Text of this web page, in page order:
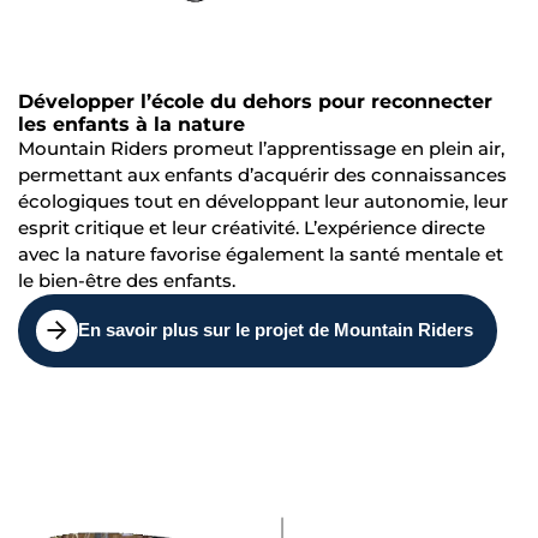
Développer l’école du dehors pour reconnecter
les enfants à la nature
Mountain Riders promeut l’apprentissage en plein air,
permettant aux enfants d’acquérir des connaissances
écologiques tout en développant leur autonomie, leur
esprit critique et leur créativité. L’expérience directe
avec la nature favorise également la santé mentale et
le bien-être des enfants.
En savoir plus sur le projet de Mountain Riders